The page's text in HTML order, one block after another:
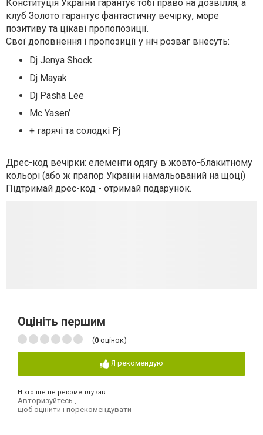
Конституція України гарантує тобі право на дозвілля, а
клуб Золото гарантує фантастичну вечірку, море
позитиву та цікаві пропопозиції.
Свої доповнення і пропозиції у ніч розваг внесуть:
Dj Jenya Shock
Dj Mayak
Dj Pasha Lee
Mc Yasen’
+ гарячі та солодкі Pj
Дрес-код вечірки: елементи одягу в жовто-блакитному
кольорі (або ж прапор України намальований на щоці)
Підтримай дрес-код - отримай подарунок.
Оцініть першим
(0 оцінок)
Я рекомендую
Ніхто ще не рекомендував
Авторизуйтесь
щоб оцінити і порекомендувати